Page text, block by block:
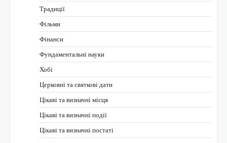
Традиції
Фільми
Фінанси
Фундаментальні науки
Хобі
Церковні та святкові дати
Цікаві та визначні місця
Цікаві та визначні події
Цікаві та визначні постаті